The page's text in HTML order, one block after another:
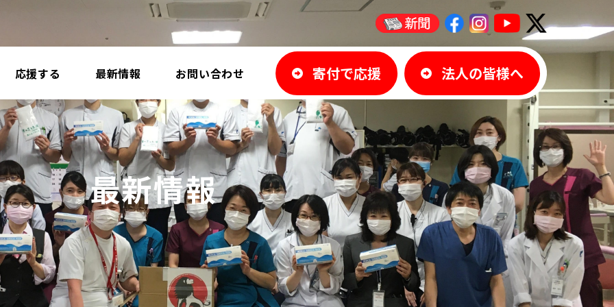
応援する 最新情報 お問い合わせ 寄付で応援 法人の皆様へ
最新情報